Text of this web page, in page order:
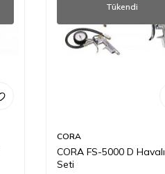
Tükendi
CORA
CORA FS-5000 D
Seti